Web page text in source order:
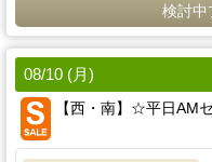
検討中
08/10 (月)
【西・南】☆平日AM